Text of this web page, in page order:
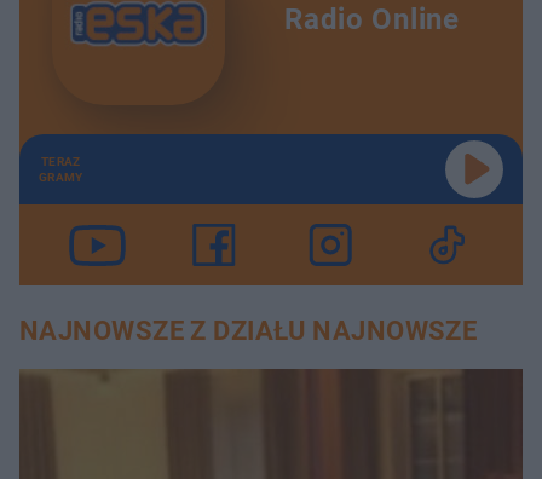
Radio Online
TERAZ
GRAMY
NAJNOWSZE Z DZIAŁU NAJNOWSZE